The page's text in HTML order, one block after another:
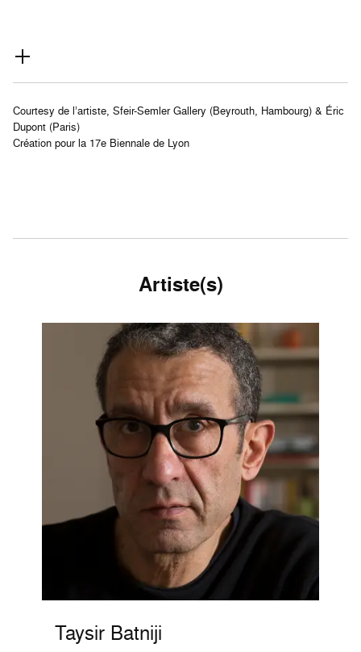
Courtesy de l’artiste, Sfeir-Semler Gallery (Beyrouth, Hambourg) & Éric
Dupont (Paris)
Création pour la 17e Biennale de Lyon
Artiste(s)
Taysir Batniji